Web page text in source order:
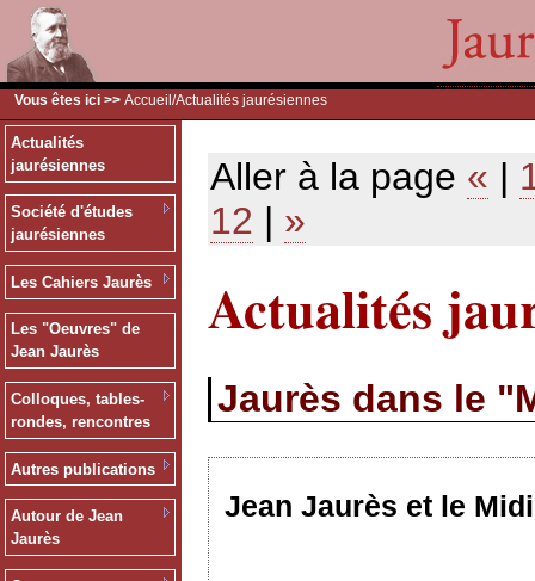
Vous êtes ici >> Accueil /Actualités jaurésiennes
Actualités
jaurésiennes
Société d'études
jaurésiennes
Les Cahiers Jaurès
Les "Oeuvres" de
Jean Jaurès
Colloques, tables-
rondes, rencontres
Autres publications
Autour de Jean
Jaurès
Aller à la page « |
12 | »
Actualités
Jaurès dans le
Jean Jaurès et le